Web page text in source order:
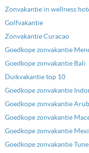
Zonvakantie in wellness
Golfvakantie
Zonvakantie Curacao
Goedkope zonvakantie
Goedkope zonvakantie Bali
Duikvakantie top 10
Goedkope zonvakantie
Goedkope zonvakantie
Goedkope zonvakantie
Goedkope zonvakantie
Goedkope zonvakantie